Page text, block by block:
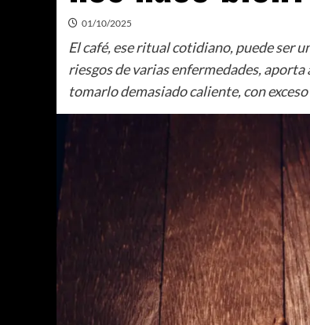
01/10/2025
El café, ese ritual cotidiano, puede ser
riesgos de varias enfermedades,
tomarlo demasiado caliente, con exceso